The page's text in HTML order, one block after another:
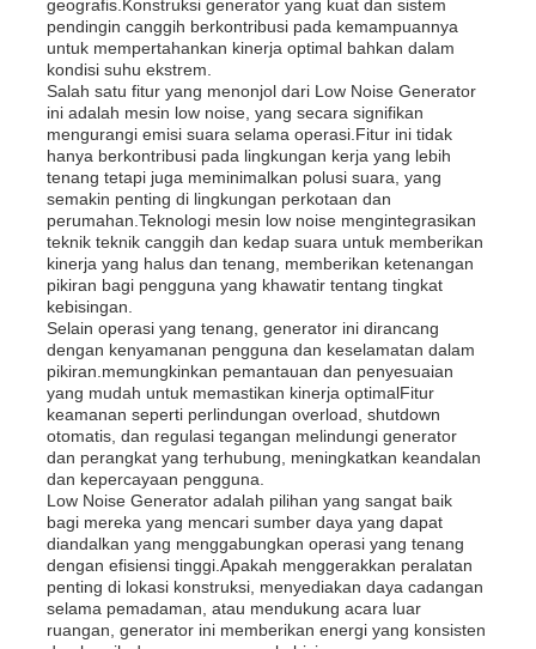
Semua Kasus
Quote request suatu
genset diesel
set generator bensin
Genset Inverter
Set Generator Portable
set generator industri
Genset Digital
Open Frame Generator
geografis.Konstruksi generator yang kuat dan sistem
pendingin canggih berkontribusi pada kemampuannya
untuk mempertahankan kinerja optimal bahkan dalam
kondisi suhu ekstrem.
Salah satu fitur yang menonjol dari Low Noise Generator
ini adalah mesin low noise, yang secara signifikan
mengurangi emisi suara selama operasi.Fitur ini tidak
hanya berkontribusi pada lingkungan kerja yang lebih
tenang tetapi juga meminimalkan polusi suara, yang
semakin penting di lingkungan perkotaan dan
perumahan.Teknologi mesin low noise mengintegrasikan
teknik teknik canggih dan kedap suara untuk memberikan
kinerja yang halus dan tenang, memberikan ketenangan
pikiran bagi pengguna yang khawatir tentang tingkat
kebisingan.
Selain operasi yang tenang, generator ini dirancang
dengan kenyamanan pengguna dan keselamatan dalam
pikiran.memungkinkan pemantauan dan penyesuaian
yang mudah untuk memastikan kinerja optimalFitur
keamanan seperti perlindungan overload, shutdown
otomatis, dan regulasi tegangan melindungi generator
dan perangkat yang terhubung, meningkatkan keandalan
dan kepercayaan pengguna.
Low Noise Generator adalah pilihan yang sangat baik
bagi mereka yang mencari sumber daya yang dapat
diandalkan yang menggabungkan operasi yang tenang
dengan efisiensi tinggi.Apakah menggerakkan peralatan
penting di lokasi konstruksi, menyediakan daya cadangan
selama pemadaman, atau mendukung acara luar
ruangan, generator ini memberikan energi yang konsisten